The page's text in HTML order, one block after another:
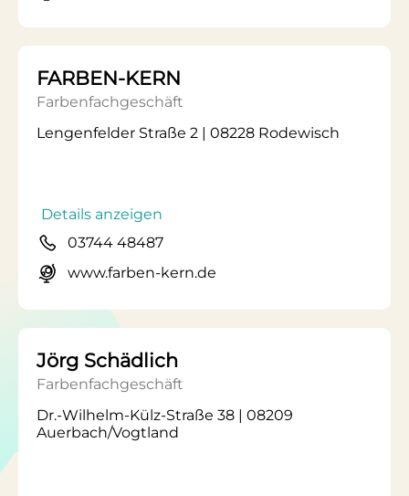
FARBEN-KERN
Farbenfachgeschäft
Lengenfelder Straße 2 | 08228 Rodewisch
Details anzeigen
03744 48487
www.farben-kern.de
Jörg Schädlich
Farbenfachgeschäft
Dr.-Wilhelm-Külz-Straße 38 | 08209
Auerbach/Vogtland